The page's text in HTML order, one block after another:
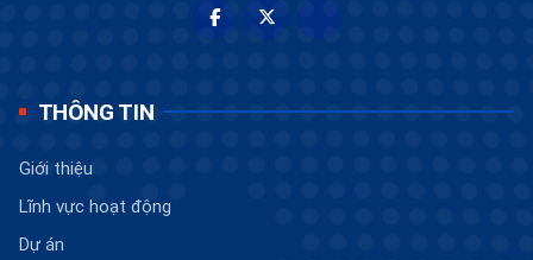
THÔNG TIN
Giới thiệu
Lĩnh vực hoạt động
Dự án